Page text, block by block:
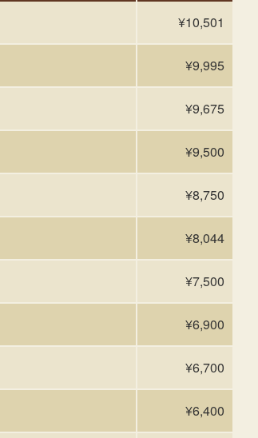
¥10,501
¥9,995
¥9,675
¥9,500
¥8,750
¥8,044
¥7,500
¥6,900
¥6,700
¥6,400